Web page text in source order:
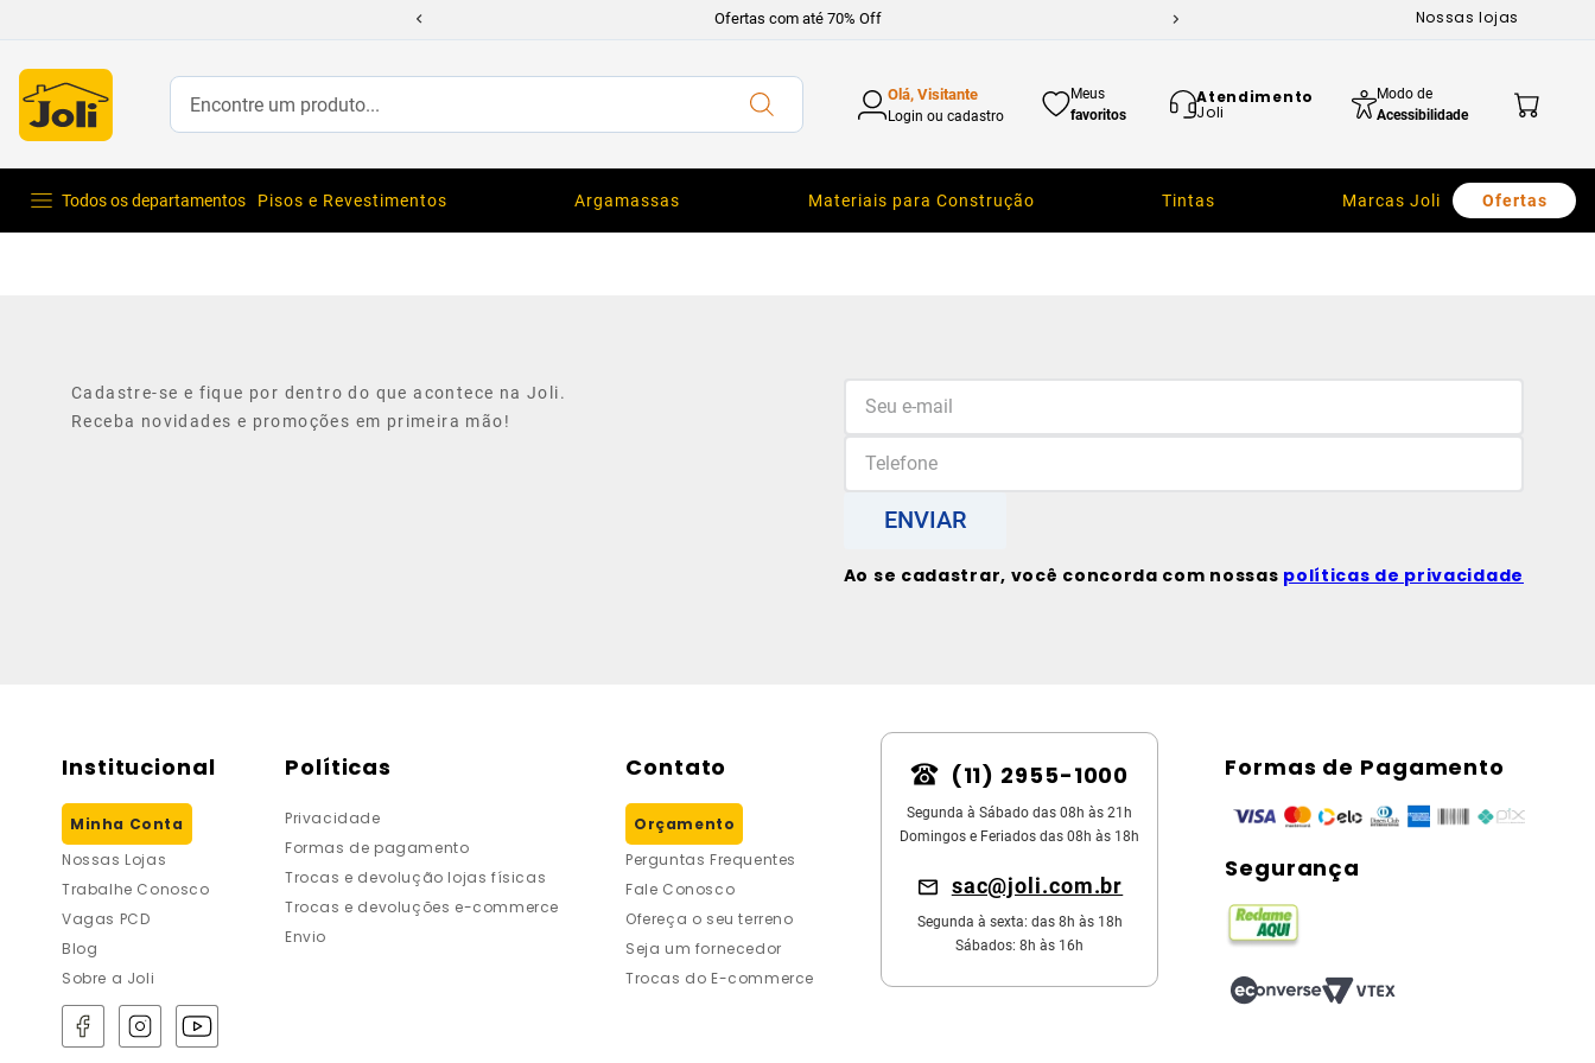
Ofertas com até 70% Off Nossas lojas
Encontre um produto... Olá, Visitante
Login ou cadastro
Meus
favoritos
Atendimento
Joli
Modo de
Acessibilidade
Todos os departamentos Pisos e Revestimentos Argamassas Materiais para Construção Tintas Marcas Joli Ofertas
Cadastre-se e fique por dentro do que acontece na Joli.
Receba novidades e promoções em primeira mão!
ENVIAR
Ao se cadastrar, você concorda com nossas políticas de privacidade
Institucional
Minha Conta
Nossas Lojas
Trabalhe Conosco
Vagas PCD
Blog
Sobre a Joli
Políticas
Privacidade
Formas de pagamento
Trocas e devolução lojas físicas
Trocas e devoluções e-commerce
Envio
Contato
Orçamento
Perguntas Frequentes
Fale Conosco
Ofereça o seu terreno
Seja um fornecedor
Trocas do E-commerce
(11) 2955-1000
Segunda à Sábado das 08h às 21h
Domingos e Feriados das 08h às 18h
sac@joli.com.br
Segunda à sexta: das 8h às 18h
Sábados: 8h às 16h
Formas de Pagamento
Segurança